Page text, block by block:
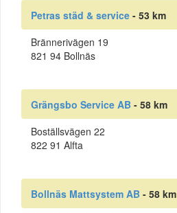
Petras städ & service - 53 km
Brännerivägen 19
821 94 Bollnäs
Grängsbo Service AB - 58 km
Boställsvägen 22
822 91 Alfta
Bollnäs Mattsystem AB - 58 km